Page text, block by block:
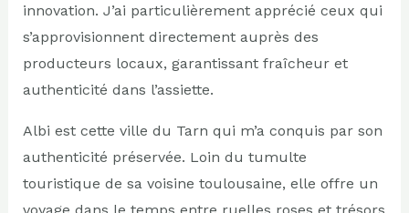
innovation. J’ai particulièrement apprécié ceux qui
s’approvisionnent directement auprès des
producteurs locaux, garantissant fraîcheur et
authenticité dans l’assiette.
Albi est cette ville du Tarn qui m’a conquis par son
authenticité préservée. Loin du tumulte
touristique de sa voisine toulousaine, elle offre un
voyage dans le temps entre ruelles roses et trésors